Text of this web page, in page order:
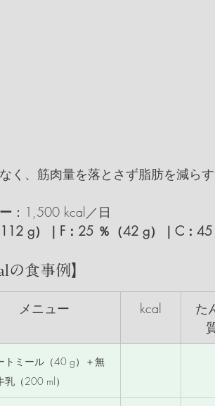
く、筋肉量を落とさず脂肪を減ら
：1,500 kcal／日
g）｜F：25 ％（42 g）｜C：45
の食事例】
メニュー kcal
た
トミール（40 g）＋無
乳（200 ml）